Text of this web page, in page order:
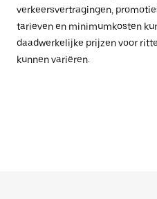
verkeersvertragingen,
tarieven en minimumkosten
daadwerkelijke prijzen voor
kunnen variëren.